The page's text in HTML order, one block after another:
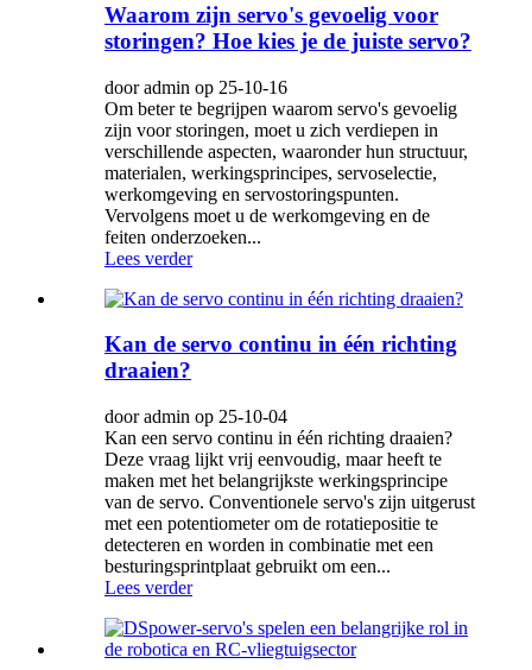
Waarom zijn servo's gevoelig voor
storingen? Hoe kies je de juiste servo?
door admin op 25-10-16
Om beter te begrijpen waarom servo's gevoelig
zijn voor storingen, moet u zich verdiepen in
verschillende aspecten, waaronder hun structuur,
materialen, werkingsprincipes, servoselectie,
werkomgeving en servostoringspunten.
Vervolgens moet u de werkomgeving en de
feiten onderzoeken...
Lees verder
Kan de servo continu in één richting
draaien?
door admin op 25-10-04
Kan een servo continu in één richting draaien?
Deze vraag lijkt vrij eenvoudig, maar heeft te
maken met het belangrijkste werkingsprincipe
van de servo. Conventionele servo's zijn uitgerust
met een potentiometer om de rotatiepositie te
detecteren en worden in combinatie met een
besturingsprintplaat gebruikt om een...
Lees verder